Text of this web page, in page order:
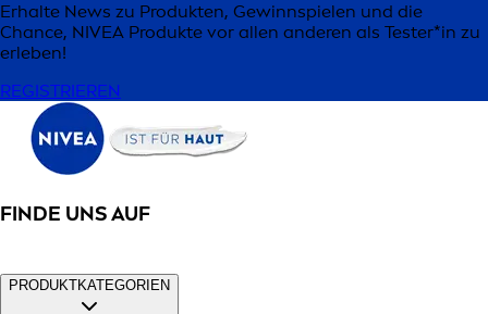
Erhalte News zu Produkten, Gewinnspielen und die
Chance, NIVEA Produkte vor allen anderen als Tester*in zu
erleben!
REGISTRIEREN
FINDE UNS AUF
PRODUKTKATEGORIEN